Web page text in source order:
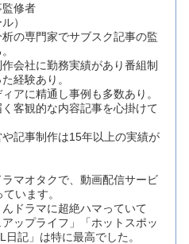
修者
）
の専門家でサブスク記事の監
会社に勤務実績があり番組制
経験あり。
アに精通し事例も多数あり。
客観的な内容記事を心掛けて
や記事制作は15年以上の実績が
マオタクで、動画配信サービ
います。
ドラマに超絶ハマっていて
アップライフ」「ホットスポッ
日記」は特に最高でした。